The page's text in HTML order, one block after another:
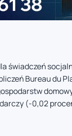
świadczeń
Bureau du
(-0,02